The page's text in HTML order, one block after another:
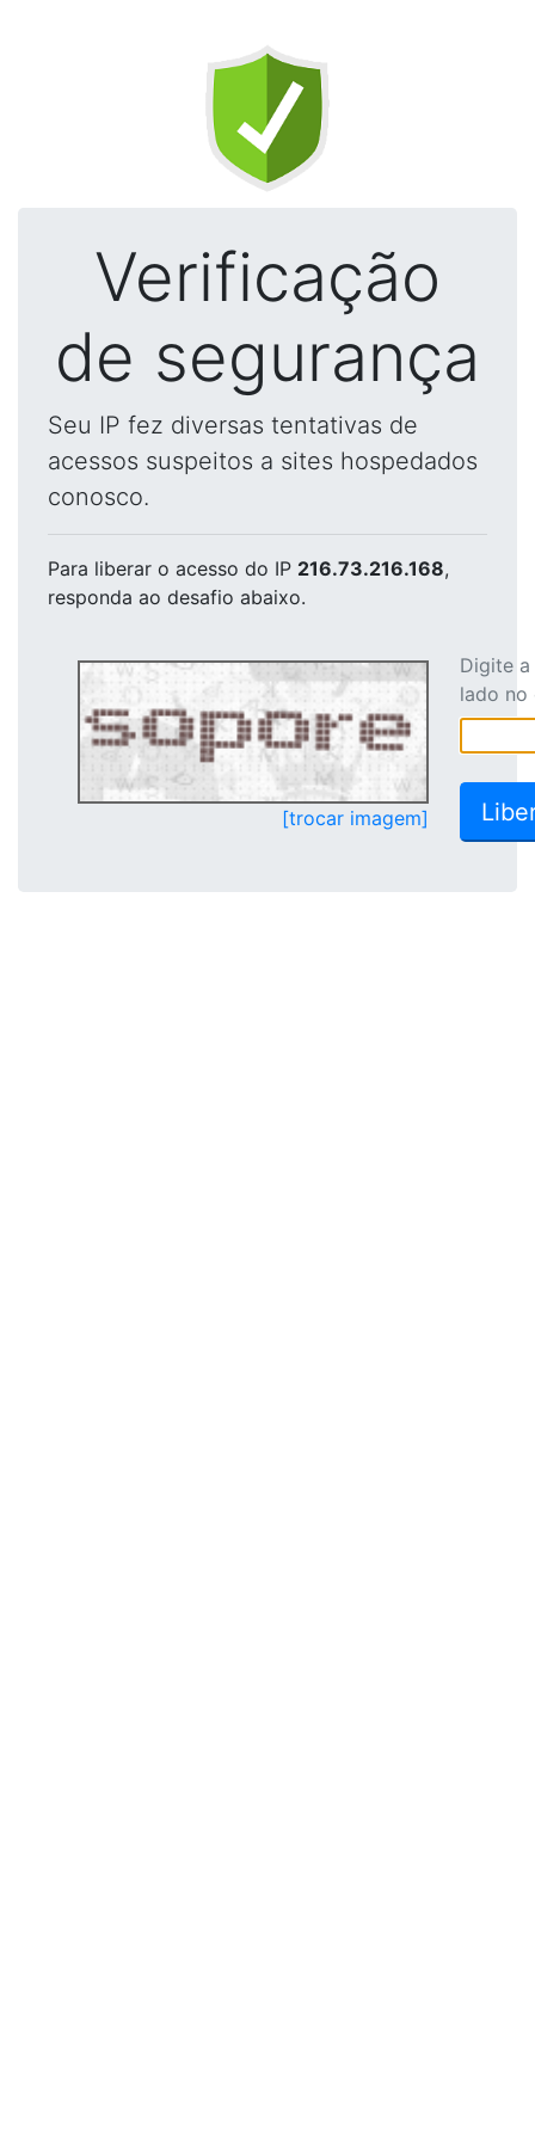
Verificação
de segurança
Seu IP fez diversas tentativas de
acessos suspeitos a sites hospedados
conosco.
Para liberar o acesso do IP 216.73.216.168,
responda ao desafio abaixo.
[trocar imagem]
Digite
lado no